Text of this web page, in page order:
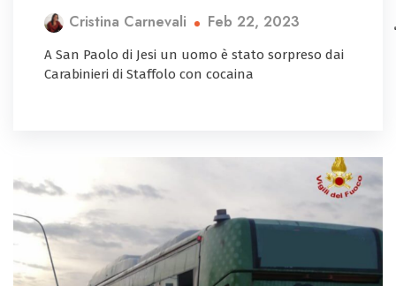
Cristina Carnevali Feb 22, 2023
A San Paolo di Jesi un uomo è stato sorpreso dai
Carabinieri di Staffolo con cocaina